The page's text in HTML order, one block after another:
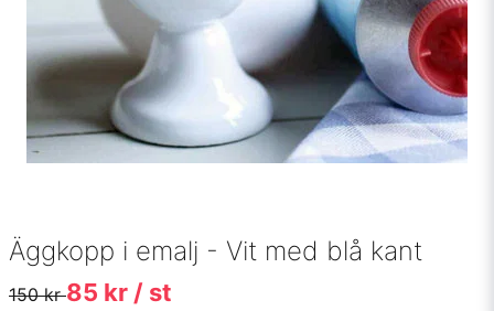
Äggkopp i emalj - Vit med blå kant
150 kr85 kr / st